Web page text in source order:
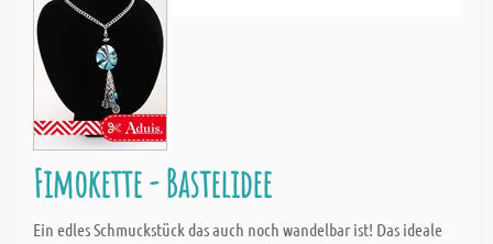
Fimokette - Bastelidee
Ein edles Schmuckstück das auch noch wandelbar ist! Das ideale